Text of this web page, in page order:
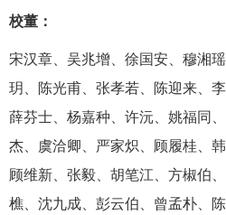
校董：
宋汉章、吴兆增、徐国安、穆湘
玥、陈光甫、张孝若、陈迎来、
薛芬士、杨嘉种、许沅、姚福同
杰、虞洽卿、严家炽、顾履桂、
顾维新、张毅、胡笔江、方椒伯
樵、沈九成、彭云伯、曾孟朴、